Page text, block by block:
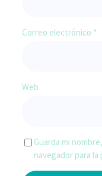
Correo electrónico *
Web
Guarda mi
navegador para